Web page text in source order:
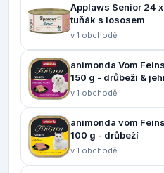
Applaws Senior 24
tuňák s lososem
v 1 obchodě
animonda Vom
150 g - drůbeží &
v 1 obchodě
animonda vom
100 g - drůbeží
v 1 obchodě